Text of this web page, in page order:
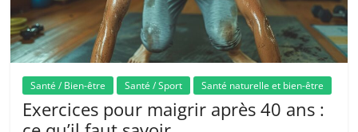
Santé / Bien-être Santé / Sport Santé naturelle et bien-être
Exercices pour maigrir après 40 ans :